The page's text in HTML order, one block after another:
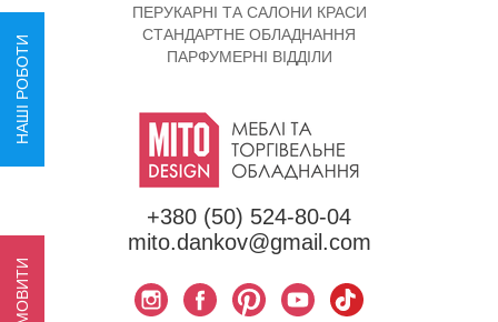
ПЕРУКАРНІ ТА САЛОНИ КРАСИ
СТАНДАРТНЕ ОБЛАДНАННЯ
ПАРФУМЕРНІ ВІДДІЛИ
+380 (50) 524-80-04
mito.dankov@gmail.com
ЗАМОВИТИ
НАШІ РОБОТИ